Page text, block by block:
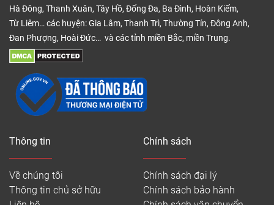
Lớp trang trí
cảm hứng từ các hoa văn vân
gỗ, vân đá đang là xu hướng
được ưa chuộng hiện nay.
Lớp keo kết
dính
thời có khả năng chịu nhiệt và
kháng hóa chất.
Lớp đế nhựa
PVC và bột đá, sản phẩm chống
cong vênh, chống nước, và có
khả năng chịu lực, đàn hồi tốt.
Hà Đông, Thanh Xuân, Tây Hồ, Đống Đa, Ba Đình, Hoàn Kiếm,
Từ Liêm… các huyện: Gia Lâm, Thanh Trì, Thường Tín, Đông Anh,
Đan Phượng, Hoài Đức… và các tỉnh miền Bắc, miền Trung.
Thông tin
Về chúng tôi
Thông tin chủ sở hữu
Chính sách
Chính sách đại lý
Chính sách bảo hành